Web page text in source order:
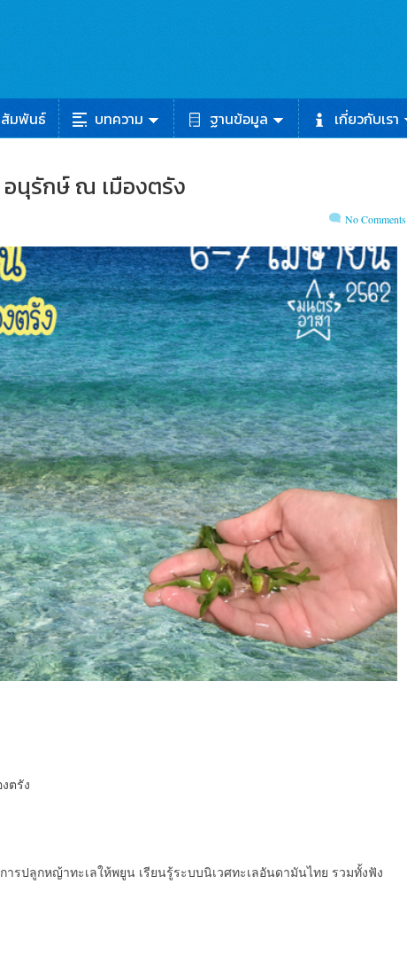
สัมพันธ์ บทความ ฐานข้อมูล เกี่ยวกับเรา
นุรักษ์ ณ เมืองตรัง
No Comments
ตรัง
รปลูกหญ้าทะเลให้พยูน เรียนรู้ระบบนิเวศทะเลอันดามันไทย รวมทั้งฟัง